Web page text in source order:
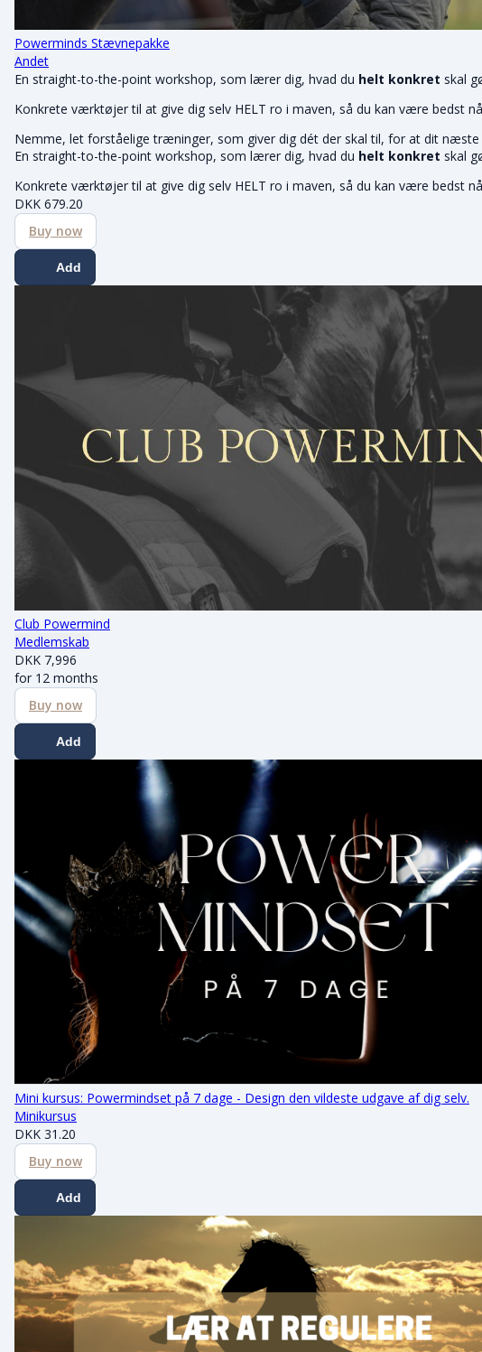
Powerminds Stævnepakke
Andet
En straight-to-the-point workshop, som lærer dig, hvad du helt konkret skal
Konkrete værktøjer til at give dig selv HELT ro i maven, så du kan være bedst
Nemme, let forståelige træninger, som giver dig dét der skal til, for at dit
En straight-to-the-point workshop, som lærer dig, hvad du helt konkret skal
Konkrete værktøjer til at give dig selv HELT ro i maven, så du kan være bedst
DKK 679.20
Buy now
Add
Club Powermind
Medlemskab
DKK 7,996
for 12 months
Buy now
Add
Mini kursus: Powermindset på 7 dage - Design den vildeste udgave af dig selv.
Minikursus
DKK 31.20
Buy now
Add